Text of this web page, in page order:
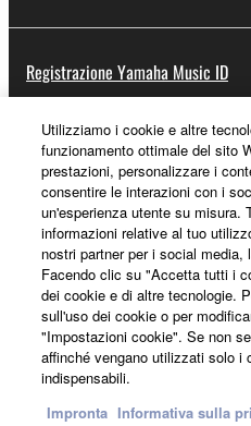
Registrazione Yamaha Music ID
Informazioni su Yamaha
Italia - Italian
Affari
Utilizziamo i cookie e altre
funzionamento ottimale del sito
prestazioni, personalizzare i
consentire le interazioni con i
un'esperienza utente su misura.
informazioni relative al tuo
nostri partner per i social media,
Facendo clic su "Accetta tutti i
dei cookie e di altre tecnologie.
sull'uso dei cookie o per
"Impostazioni cookie". Se non
affinché vengano utilizzati solo i
indispensabili.
Impronta Informativa sulla